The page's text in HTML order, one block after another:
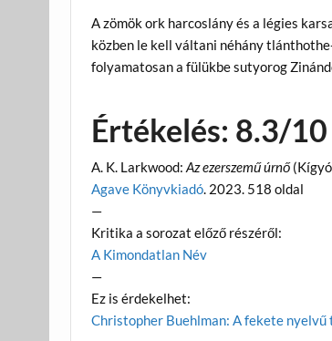
A zömök ork harcoslány és a légies
közben le kell váltani néhány
folyamatosan a fülükbe sutyorog
Értékelés: 8.3/10
A. K. Larkwood:Az ezerszemű úrnő
Agave Könyvkiadó. 2023. 518 oldal
—
Kritika a sorozat előző részéről:
A Kimondatlan Név
—
Ez is érdekelhet:
Christopher Buehlman: A fekete nyelvű